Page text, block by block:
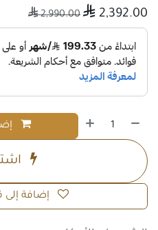
2,392.00
2,990.00

إضافة إلى